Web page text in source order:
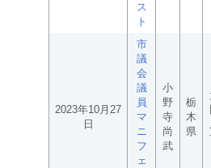
ス
ト
2023年10月27
日
市
議
会
議
員
マ
ニ
フ
ェ
小
野
寺
尚
武
栃
木
県